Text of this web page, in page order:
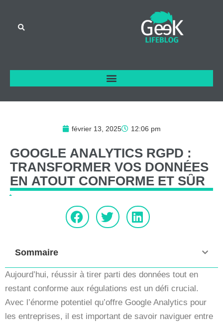
février 13, 2025 12:06 pm
GOOGLE ANALYTICS RGPD :
TRANSFORMER VOS DONNÉES
EN ATOUT CONFORME ET SÛR
Sommaire
Aujourd’hui, réussir à tirer parti des données tout en
restant conforme aux régulations est un défi crucial.
Avec l’énorme potentiel qu’offre Google Analytics pour
les entreprises, il est important de savoir naviguer entre